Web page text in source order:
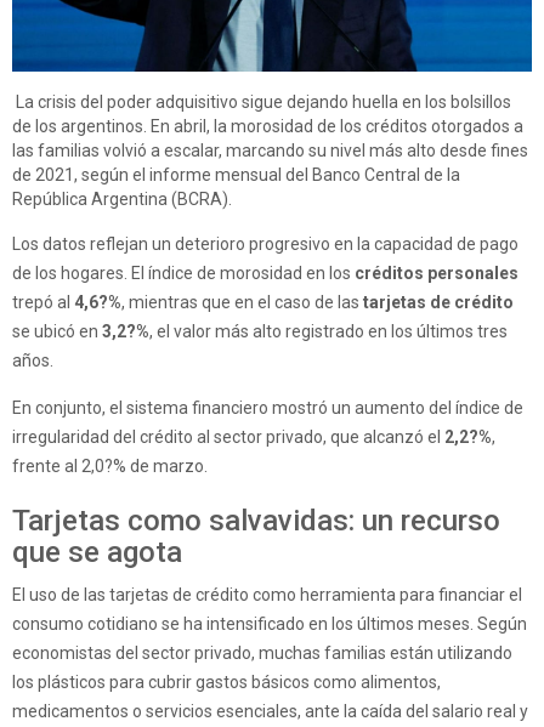
La crisis del poder adquisitivo sigue dejando huella en los bolsillos
de los argentinos. En abril, la morosidad de los créditos otorgados a
las familias volvió a escalar, marcando su nivel más alto desde fines
de 2021, según el informe mensual del Banco Central de la
República Argentina (BCRA).
Los datos reflejan un deterioro progresivo en la capacidad de pago
de los hogares. El índice de morosidad en los créditos personales
trepó al 4,6?%, mientras que en el caso de las tarjetas de crédito
se ubicó en 3,2?%, el valor más alto registrado en los últimos tres
años.
En conjunto, el sistema financiero mostró un aumento del índice de
irregularidad del crédito al sector privado, que alcanzó el 2,2?%,
frente al 2,0?% de marzo.
Tarjetas como salvavidas: un recurso
que se agota
El uso de las tarjetas de crédito como herramienta para financiar el
consumo cotidiano se ha intensificado en los últimos meses. Según
economistas del sector privado, muchas familias están utilizando
los plásticos para cubrir gastos básicos como alimentos,
medicamentos o servicios esenciales, ante la caída del salario real y